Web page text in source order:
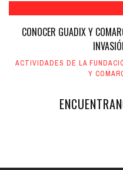
CONOCER GUADIX Y
ACTIVIDADES DE LA
Y